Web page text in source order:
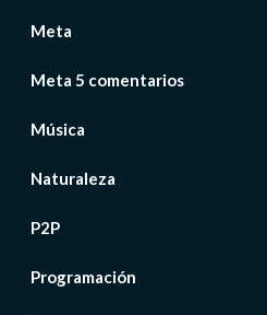
Meta
Meta 5 comentarios
Música
Naturaleza
P2P
Programación